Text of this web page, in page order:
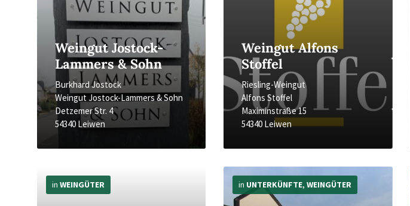
Weingut Jostock-
Lammers & Sohn
Burkhard Jostock
Weingut Jostock-Lammers & Sohn
Detzemer Str. 4
54340 Leiwen
Weingut Alfons
Stoffel
Riesling-Weingut
Alfons Stoffel
Maximinstraße 15
54340 Leiwen
in WEINGÜTER
Infos
in UNTERKÜNFTE,WEINGÜTER
Mehr
Infos